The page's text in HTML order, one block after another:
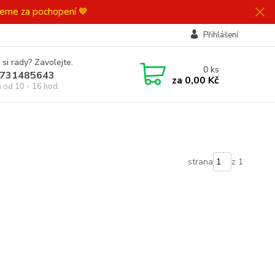
za pochopení 💙
Přihlášení
rady? Zavolejte.
od 10 - 16 hod.
0ks
za 0,00 Kč
strana z 1